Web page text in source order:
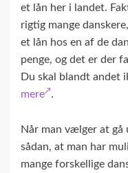
et lån her i landet.
rigtig mange
et lån hos en af de
penge, og det er der
Du skal blandt andet
mere
.
Når man vælger at gå
sådan, at man har
mange forskellige